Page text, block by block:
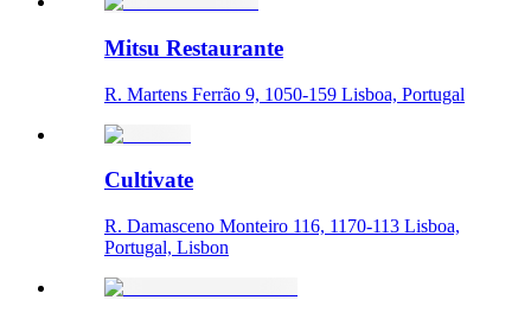
Mitsu Restaurante
R. Martens Ferrão 9, 1050-159 Lisboa, Portugal
Cultivate
R. Damasceno Monteiro 116, 1170-113 Lisboa,
Portugal, Lisbon